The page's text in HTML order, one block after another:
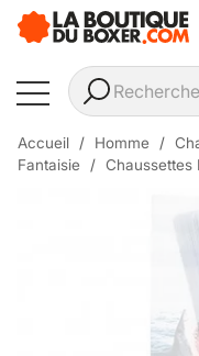
Accueil Homme
Fantaisie
Chaussettes